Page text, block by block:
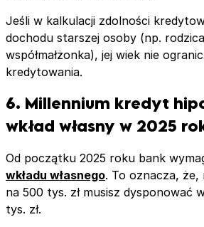
Jeśli w kalkulacji zdolności
dochodu starszej osoby (np.
współmałżonka), jej wiek nie
kredytowania.
6. Millennium kredyt
wkład własny w 2025
Od początku 2025 roku bank
wkładu własnego. To oznacza,
na 500 tys. zł musisz dysponować
tys. zł.